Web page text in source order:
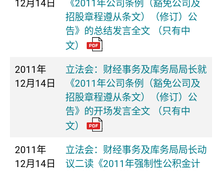
12月14日
《2011年公司条例（豁免公司及
招股章程遵从条文）（修订）公
告》的总结发言全文 （只有中
文）
2011年
12月14日
立法会：财经事务及库务局局长就
《2011年公司条例（豁免公司及
招股章程遵从条文）（修订）公
告》的开场发言全文 （只有中
文）
2011年
12月14日
立法会：财经事务及库务局局长动
议二读《2011年强制性公积金计